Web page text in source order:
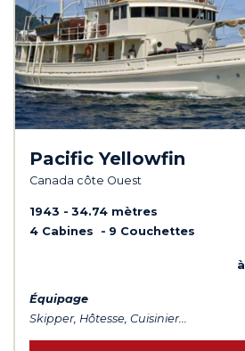
Pacific Yellowfin
Canada côte Ouest
1943
34.74 mètres
4 Cabines
9 Couchettes
Équipage
Skipper, Hôtesse, Cuisinier...